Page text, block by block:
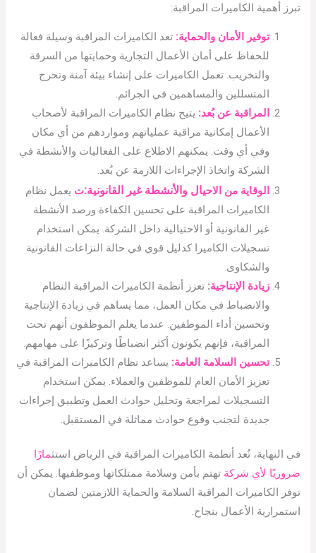
تبرز أهمية الكاميرات المراقبة:
توفير الأمان والحماية: تعد الكاميرات المراقبة وسيلة فعالة
للحفاظ على أمان الأعمال التجارية وحمايتها من السرقة
والتخريب. تعمل الكاميرات على إنشاء بيئة آمنة وتحرج
المتسللين والمساهمين في الجرائم.
المراقبة عن بُعد: يتيح نظام الكاميرات المراقبة لأصحاب
الأعمال إمكانية مراقبة عملياتهم ومواردهم من أي مكان
وفي أي وقت. يمكنهم الاطلاع على الفعاليات والأنشطة في
الشركة واتخاذ الإجراءات اللازمة عن بُعد.
الوقاية من الاحيال والأنشطة غير القانونية:ت يعمل نظام
الكاميرات المراقبة على تحسين الكفاءة ورصد الأنشطة
غير القانونية أو الاحتيالية داخل الشركة. يمكن استخدام
تسجيلات الكاميرا كدليل قوي في حالة النزاعات القانونية
والشكاوى.
زيادة الإنتاجية: تعزز أنظمة الكاميرات المراقبة النظام
والانضباط في مكان العمل، مما يساهم في زيادة الإنتاجية
وتحسين أداء الموظفين. عندما يعلم الموظفون أنهم تحت
المراقبة، فإنهم يكونون أكثر انضباطًا وتركيزًا على مهامهم.
تحسين السلامة العامة: يساعد نظام الكاميرات المراقبة في
تعزيز الأمان العام للموظفين والعملاء. يمكن استخدام
التسجيلات لمراجعة وتحليل حوادث العمل وتطبيق إجراءات
جديدة لتجنب وقوع حوادث مماثلة في المستقبل.
في النهاية، تُعد أنظمة الكاميرات المراقبة في الرياض استثمارًا
ضروريًا لأي شركة تهتم بأمن وسلامة ممتلكاتها وموظفيها. يمكن أن
توفر الكاميرات المراقبة السلامة والحماية اللازمتين لضمان
استمرارية الأعمال بنجاح.